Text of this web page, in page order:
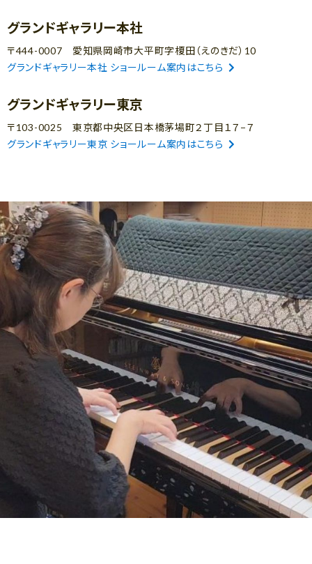
グランドギャラリー本社
〒444-0007 愛知県岡崎市大平町字榎田（えのきだ）10
グランドギャラリー本社 ショールーム案内はこちら
グランドギャラリー東京
〒103-0025 東京都中央区日本橋茅場町２丁目１７−７
グランドギャラリー東京 ショールーム案内はこちら